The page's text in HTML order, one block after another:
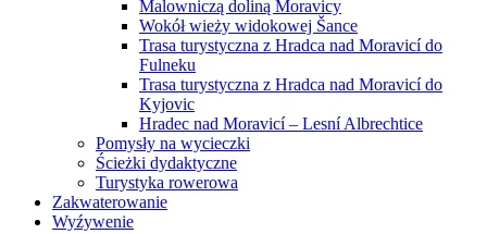
Malowniczą doliną Moravicy
Wokół wieży widokowej Šance
Trasa turystyczna z Hradca nad Moravicí do
Fulneku
Trasa turystyczna z Hradca nad Moravicí do
Kyjovic
Hradec nad Moravicí – Lesní Albrechtice
Pomysły na wycieczki
Ścieżki dydaktyczne
Turystyka rowerowa
Zakwaterowanie
Wyźywenie